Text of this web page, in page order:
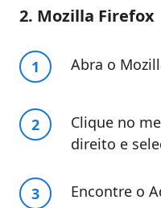
2. Mozilla Firefox
Abra o
Clique no
direito e
Encontre o